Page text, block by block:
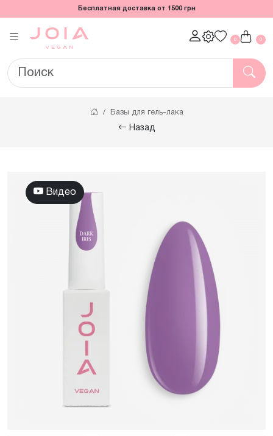
Бесплатная доставка от 1500 грн
0 0
Базы для гель-лака
Назад
Видео